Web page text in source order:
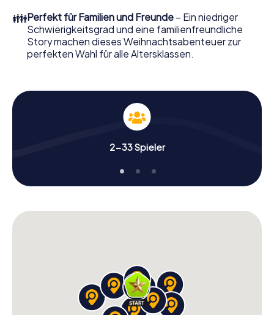
Teambuilding und eine stimmungsvolle
Weihnachtsthematik. Gönnen Sie Ihren Kollegen also
einen unvergesslichen Ausklang des Jahres und planen Sie
unser X-Mas Adventure als Programmpunkt Ihrer
👪Perfekt für Familien und Freunde – Ein niedriger
Schwierigkeitsgrad und eine familienfreundliche
Story machen dieses Weihnachtsabenteuer zur
perfekten Wahl für alle Altersklassen.
2-33 Spieler